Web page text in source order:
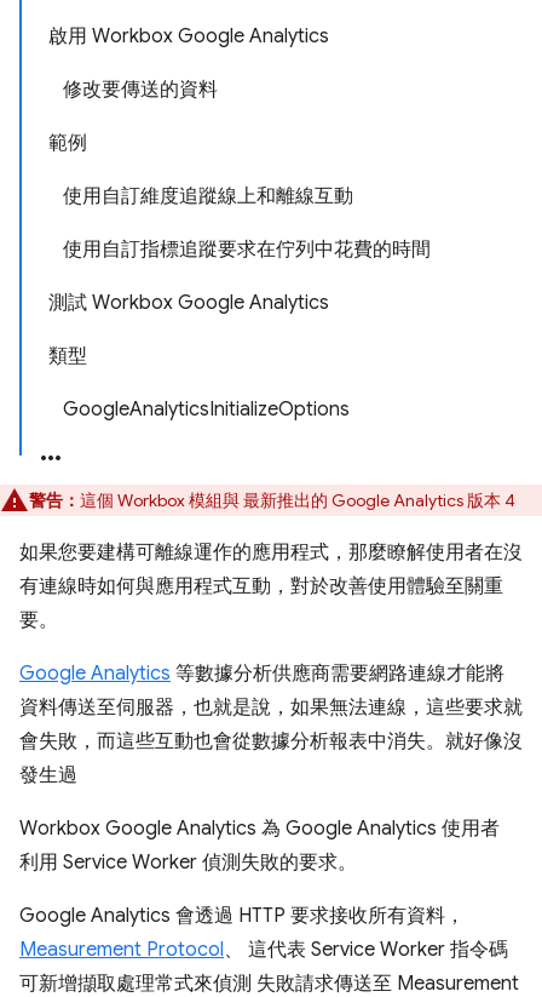
啟用 Workbox Google Analytics
修改要傳送的資料
範例
使用自訂維度追蹤線上和離線互動
使用自訂指標追蹤要求在佇列中花費的時間
測試 Workbox Google Analytics
類型
GoogleAnalyticsInitializeOptions
警告： 這個 Workbox 模組與 最新推出的 Google Analytics 版本 4
如果您要建構可離線運作的應用程式，那麼瞭解使用者在沒
有連線時如何與應用程式互動，對於改善使用體驗至關重
要。
Google Analytics 等數據分析供應商需要網路連線才能將
資料傳送至伺服器，也就是說，如果無法連線，這些要求就
會失敗，而這些互動也會從數據分析報表中消失。就好像沒
發生過
Workbox Google Analytics 為 Google Analytics 使用者
利用 Service Worker 偵測失敗的要求。
Google Analytics 會透過 HTTP 要求接收所有資料，
Measurement Protocol、 這代表 Service Worker 指令碼
可新增擷取處理常式來偵測 失敗請求傳送至 Measurement